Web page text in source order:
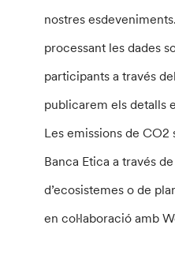
nostres
processant les dades
participants a través
publicarem els detalls
Les emissions de
Banca Etica a través
d’ecosistemes o de
en col·laboració amb